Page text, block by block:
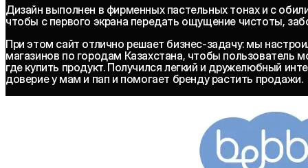
Дизайн выполнен в фирменных пастельных тонах и с
чтобы с первого экрана передать ощущение чистоты,
При этом сайт отлично решает бизнес-задачу: мы
магазинов по городам Казахстана, чтобы пользователь
где купить продукт. Получился легкий и дружелюбный
доверие у мам и пап и помогает бренду растить продажи.